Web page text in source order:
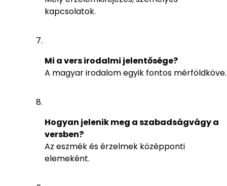
kapcsolatok.
Mi a vers irodalmi jelentősége?
A magyar irodalom egyik fontos mérföldköve.
Hogyan jelenik meg a szabadságvágy a
versben?
Az eszmék és érzelmek középponti
elemeként.